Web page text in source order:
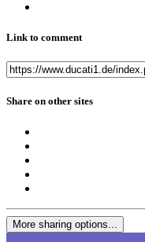
Link to comment
Share on other sites
More sharing options...